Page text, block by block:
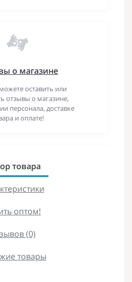
о магазине
оставить или
отзывы о магазине,
персонала, доставке
и оплате!
товара
оптом!
(0)
товары